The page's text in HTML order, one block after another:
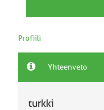
Profiili
Yhteenveto
turkki